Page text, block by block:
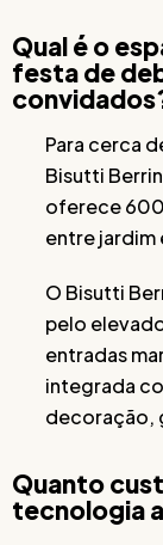
Qual é o
festa de
Para cerca
Bisutti
oferece 600
entre jardim
O Bisutti
pelo
entradas
integrada
decoração,
Quanto
tecnologia